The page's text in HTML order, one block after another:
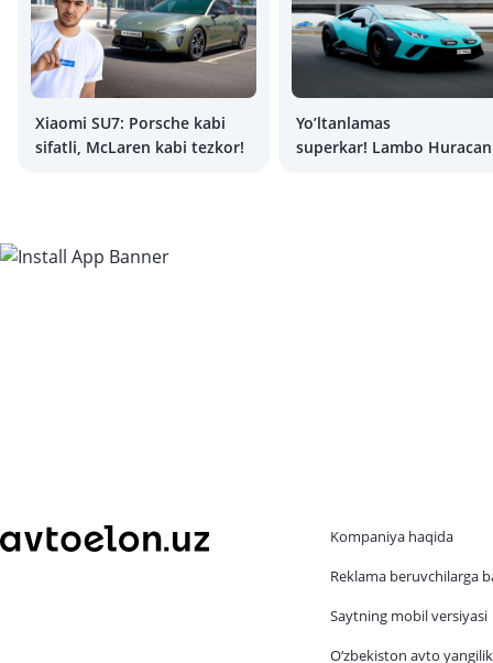
Xiaomi SU7: Porsche kabi
sifatli, McLaren kabi tezkor!
Yo’ltanlamas
superkar! Lambo Huracan
Kompaniya haqida
Reklama beruvchilarga
Saytning mobil versiyasi
O‘zbekiston avto